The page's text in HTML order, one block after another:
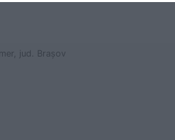
jud. Braşov